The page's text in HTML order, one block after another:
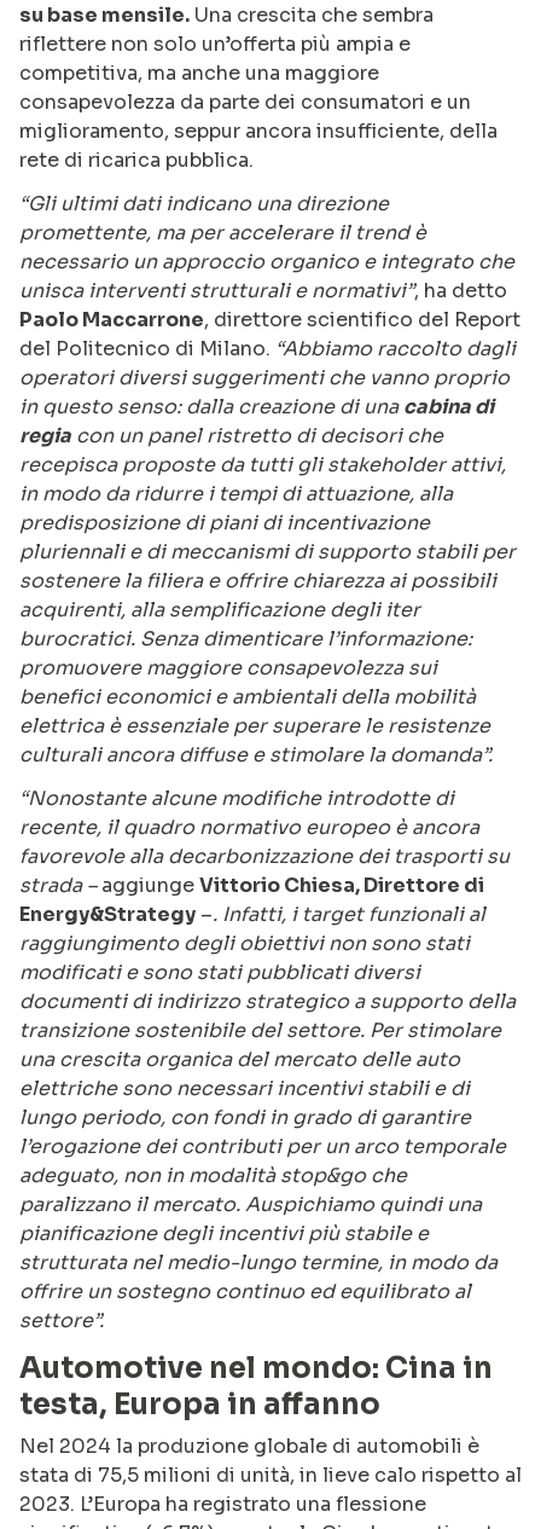
su base mensile. Una crescita che sembra
riflettere non solo un’offerta più ampia e
competitiva, ma anche una maggiore
consapevolezza da parte dei consumatori e un
miglioramento, seppur ancora insufficiente, della
rete di ricarica pubblica.
“Gli ultimi dati indicano una direzione
promettente, ma per accelerare il trend è
necessario un approccio organico e integrato che
unisca interventi strutturali e normativi”, ha detto
Paolo Maccarrone, direttore scientifico del Report
del Politecnico di Milano. “Abbiamo raccolto dagli
operatori diversi suggerimenti che vanno proprio
in questo senso: dalla creazione di unacabina di
regia con un panel ristretto di decisori che
recepisca proposte da tutti gli stakeholder attivi,
in modo da ridurre i tempi di attuazione, alla
predisposizione di piani di incentivazione
pluriennali e di meccanismi di supporto stabili per
sostenere la filiera e offrire chiarezza ai possibili
acquirenti, alla semplificazione degli iter
burocratici. Senza dimenticare l’informazione:
promuovere maggiore consapevolezza sui
benefici economici e ambientali della mobilità
elettrica è essenziale per superare le resistenze
culturali ancora diffuse e stimolare la domanda”.
“Nonostante alcune modifiche introdotte di
recente, il quadro normativo europeo è ancora
favorevole alla decarbonizzazione dei trasporti su
strada –aggiungeVittorio Chiesa, Direttore di
Energy&Strategy –. Infatti, i target funzionali al
raggiungimento degli obiettivi non sono stati
modificati e sono stati pubblicati diversi
documenti di indirizzo strategico a supporto della
transizione sostenibile del settore. Per stimolare
una crescita organica del mercato delle auto
elettriche sono necessari incentivi stabili e di
lungo periodo, con fondi in grado di garantire
l’erogazione dei contributi per un arco temporale
adeguato, non in modalità stop&go che
paralizzano il mercato. Auspichiamo quindi una
pianificazione degli incentivi più stabile e
strutturata nel medio-lungo termine, in modo da
offrire un sostegno continuo ed equilibrato al
settore”.
Automotive nel mondo: Cina in
testa, Europa in affanno
Nel 2024 la produzione globale di automobili è
stata di 75,5 milioni di unità, in lieve calo rispetto al
2023. L’Europa ha registrato una flessione